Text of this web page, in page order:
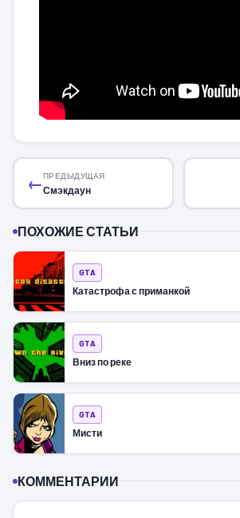
←ПРЕДЫДУЩАЯ
Смэкдаун
ПОХОЖИЕ СТАТЬИ
GTA
Катастрофа с приманкой
GTA
Вниз по реке
GTA
Мисти
КОММЕНТАРИИ